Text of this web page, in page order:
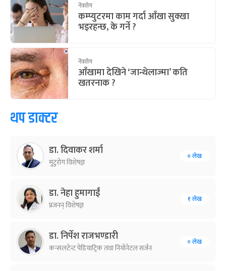
नेत्ररोग
कम्प्युटरमा काम गर्दा आँखा सुक्खा
भइरहन्छ, के गर्ने ?
नेत्ररोग
आँखामा देखिने ‘जान्थेलाज्मा’ कति
खतरनाक ?
थप डाक्टर
डा. दिवाकर शर्मा
मुटुरोग विशेषज्ञ
० लेख
डा. नेहा हुमागाईं
प्रजनन् विशेषज्ञ
१ लेख
डा. निर्पेश राजभण्डारी
कन्सलटेन्ट पेडियाट्रिक तथा नियोनेटल सर्जन
० लेख